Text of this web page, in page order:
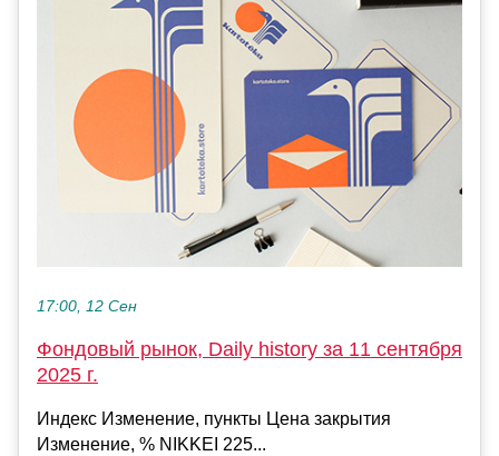
17:00, 12 Сен
Фондовый рынок, Daily history за 11 сентября
2025 г.
Индекс Изменение, пункты Цена закрытия
Изменение, % NIKKEI 225...